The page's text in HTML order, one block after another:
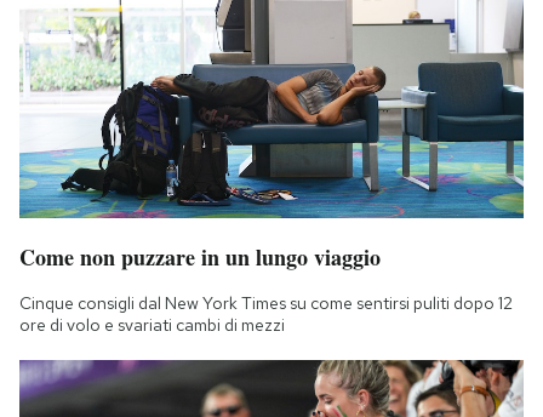
Come non puzzare in un lungo viaggio
Cinque consigli dal New York Times su come sentirsi puliti dopo 12
ore di volo e svariati cambi di mezzi